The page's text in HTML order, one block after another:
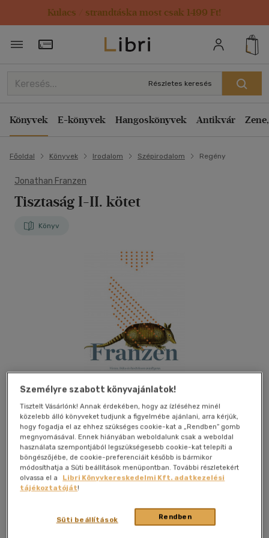
Kulacs / strandtáska most csak 1499 Ft!
Törzsvásárlói Kártya adatai
Részletes keresés
Könyvek E-könyvek Hangoskönyvek Antikvár
Főoldal Könyvek Irodalom Szépirodalom Regény
Jonathan Franzen
Tisztaság I-II. kötet
Könyv
Kívánságlistához adom
Személyre szabott könyvajánlatok!
Tisztelt Vásárlónk! Annak érdekében, hogy az ízléséhez minél
közelebb álló könyveket tudjunk a figyelmébe ajánlani, arra kérjük,
hogy fogadja el az ehhez szükséges cookie-kat a „Rendben” gomb
megnyomásával. Ennek hiányában weboldalunk csak a weboldal
használata szempontjából legszükségesebb cookie-kat telepíti a
böngészőjébe, de cookie-preferenciáit később is bármikor
módosíthatja a Süti beállítások menüpontban. További részletekért
olvassa el a
Libri Könyvkereskedelmi Kft. adatkezelési
tájékoztatóját!
Rendben
Süti beállítások